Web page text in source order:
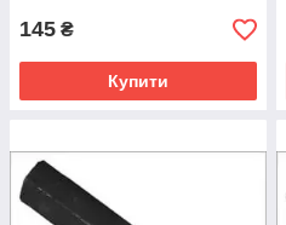
145 ₴
Купити